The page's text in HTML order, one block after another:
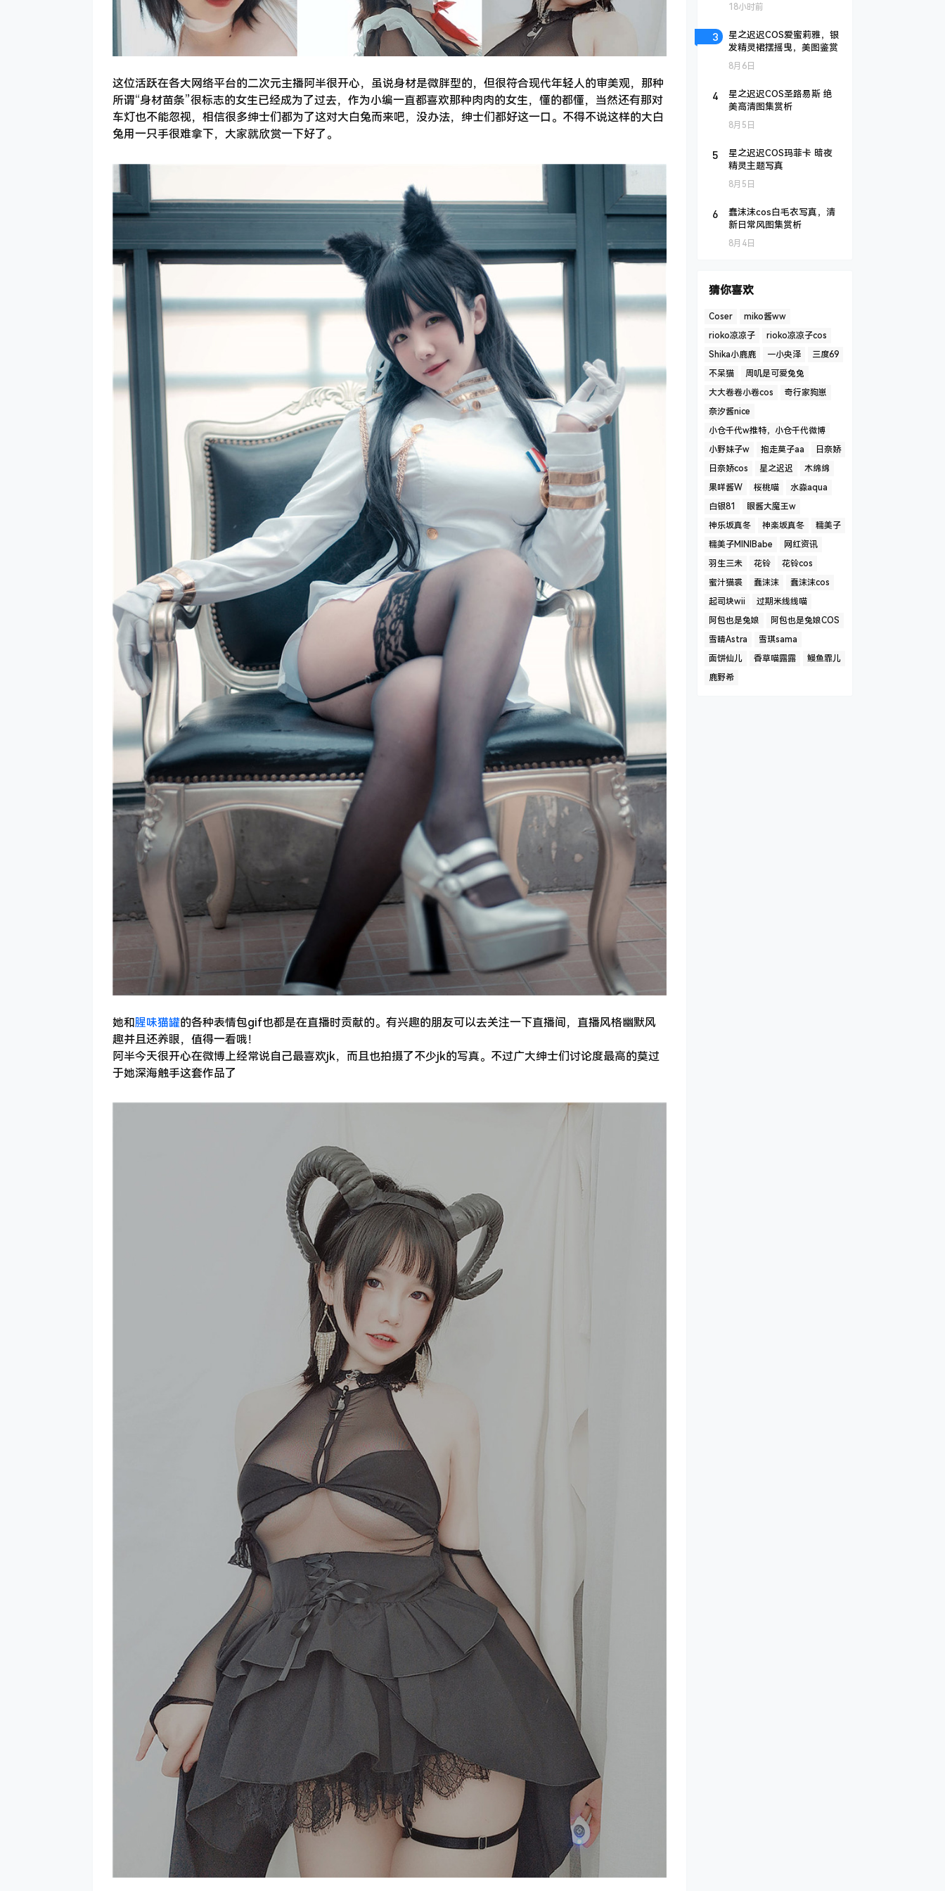
这位活跃在各大网络平台的二次元主播阿半很开心，虽说身材是微胖型的，但很符合现代年轻人的审美观，那种
所谓“身材苗条”很标志的女生已经成为了过去，作为小编一直都喜欢那种肉肉的女生，懂的都懂，当然还有那对
车灯也不能忽视，相信很多绅士们都为了这对大白兔而来吧，没办法，绅士们都好这一口。不得不说这样的大白
兔用一只手很难拿下，大家就欣赏一下好了。
她和腥味猫罐的各种表情包gif也都是在直播时贡献的。有兴趣的朋友可以去关注一下直播间，直播风格幽默风
趣并且还养眼，值得一看哦！
阿半今天很开心在微博上经常说自己最喜欢jk，而且也拍摄了不少jk的写真。不过广大绅士们讨论度最高的莫过
于她深海触手这套作品了
18小时前
3
星之迟迟COS爱蜜莉雅，银
发精灵裙摆摇曳，美图鉴赏
8月6日
4
星之迟迟COS圣路易斯 绝
美高清图集赏析
8月5日
5
星之迟迟COS玛菲卡 暗夜
精灵主题写真
8月5日
6
蠢沫沫cos白毛衣写真，清
新日常风图集赏析
8月4日
猜你喜欢
Coser
miko酱ww
rioko凉凉子
rioko凉凉子cos
Shika小鹿鹿
一小央泽
三度69
不呆猫
周叽是可爱兔兔
大大卷卷小卷cos
奇行家狗崽
奈汐酱nice
小仓千代w推特，小仓千代微博
小野妹子w
抱走莫子aa
日奈娇
日奈娇cos
星之迟迟
木绵绵
果咩酱W
桜桃喵
水淼aqua
白银81
眼酱大魔王w
神乐坂真冬
神楽坂真冬
糯美子
糯美子MINIBabe
网红资讯
羽生三未
花铃
花铃cos
蜜汁猫裘
蠢沫沫
蠢沫沫cos
起司块wii
过期米线线喵
阿包也是兔娘
阿包也是兔娘COS
雪晴Astra
雪琪sama
面饼仙儿
香草喵露露
鳗鱼霏儿
鹿野希